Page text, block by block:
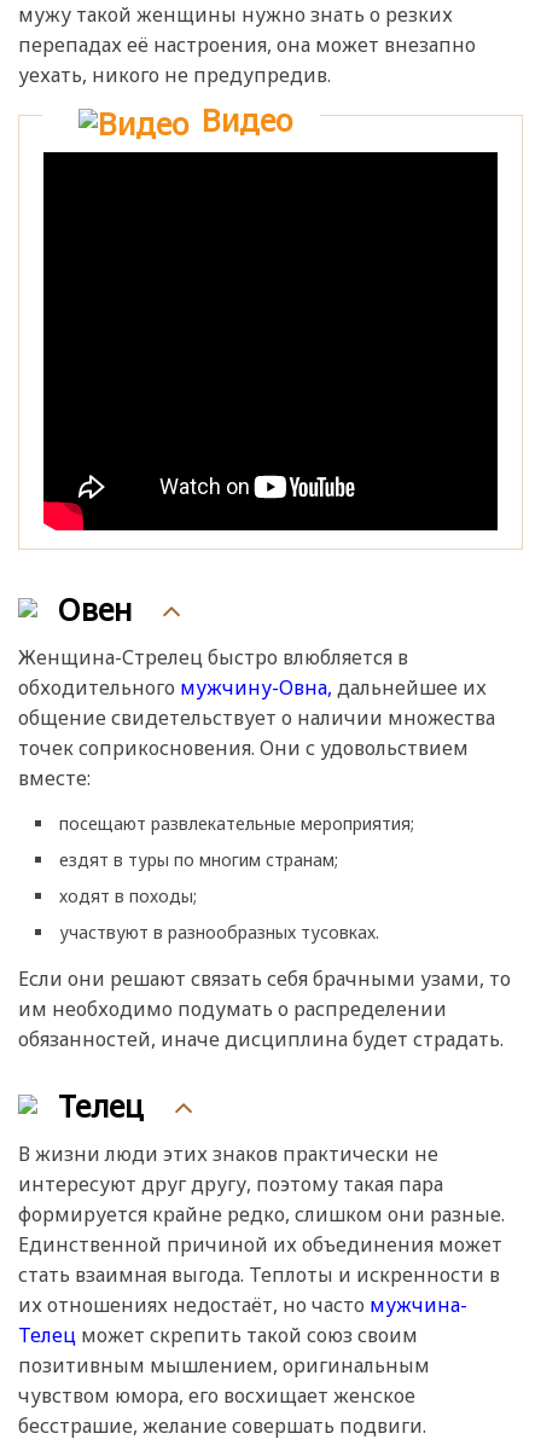
мужу такой женщины нужно знать о резких
перепадах её настроения, она может внезапно
уехать, никого не предупредив.
Видео
Овен
Женщина-Стрелец быстро влюбляется в
обходительного мужчину-Овна, дальнейшее их
общение свидетельствует о наличии множества
точек соприкосновения. Они с удовольствием
вместе:
посещают развлекательные мероприятия;
ездят в туры по многим странам;
ходят в походы;
участвуют в разнообразных тусовках.
Если они решают связать себя брачными узами, то
им необходимо подумать о распределении
обязанностей, иначе дисциплина будет страдать.
Телец
В жизни люди этих знаков практически не
интересуют друг другу, поэтому такая пара
формируется крайне редко, слишком они разные.
Единственной причиной их объединения может
стать взаимная выгода. Теплоты и искренности в
их отношениях недостаёт, но часто мужчина-
Телец может скрепить такой союз своим
позитивным мышлением, оригинальным
чувством юмора, его восхищает женское
бесстрашие, желание совершать подвиги.